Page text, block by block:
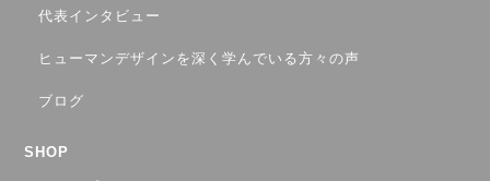
代表インタビュー
ヒューマンデザインを深く学んでいる方々の声
ブログ
SHOP